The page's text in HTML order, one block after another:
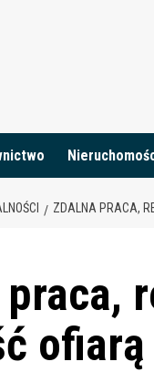
ZDALNA PRACA,